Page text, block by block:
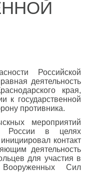
Российской
деятельность
края,
к государственной
противника.
мероприятий
России в целях
контакт
деятельность
для участия в
Сил